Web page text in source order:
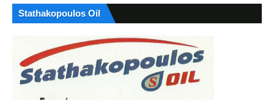
Stathakopoulos Oil